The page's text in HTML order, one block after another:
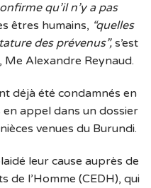
qu’il n’y a pas
êtres humains, “quelles
des prévenus”, s’est
Me Alexandre Reynaud.
déjà été condamnés en
appel dans un dossier
venues du Burundi.
leur cause auprès de
de l’Homme (CEDH), qui